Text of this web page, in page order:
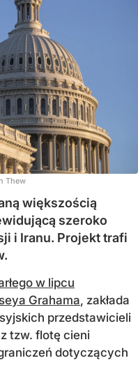
Thew
większością
szeroko
i Iranu. Projekt trafi
w lipcu
Grahama, zakłada
przedstawicieli
tzw. flotę cieni
dotyczących